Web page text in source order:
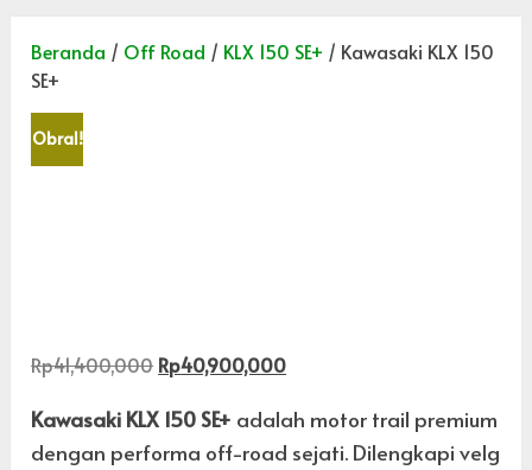
Beranda / Off Road / KLX 150 SE+ / Kawasaki KLX 150
SE+
Obral!
Rp41,400,000 Rp40,900,000
Kawasaki KLX 150 SE+ adalah motor trail premium
dengan performa off-road sejati. Dilengkapi velg